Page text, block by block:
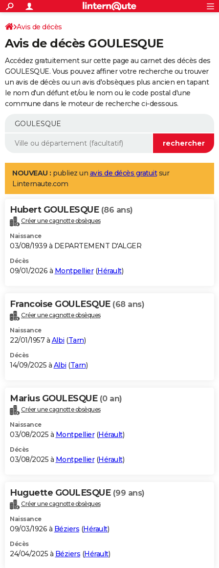
ACTUALITÉS
Politique
Société
Faits Divers
Education
Monde
Villes
+
SPORT
Coupe du monde 2026
Football
Tennis
Cyclisme
Rugby
Forum
Programme TV
TNT
Streaming
Cinéma
Sorties cinéma
Musique
+
FINANCE
Impôts
Immobilier
Risques naturels par ville
Banque
Assurance
Crédit
AUTO
Essais
Réserver un essai
Citadines
Berlines
SUV
Forum auto
+
Mobiles
Meilleur smartphone
Internet
Ordinateurs
Jeux vidéo
Guide high-tech
Aménagement intérieur
LIFESTYLE
Art de vivre
Bien-être
Loisirs
Mode
Modes de vie
Alimentation
Guide de la santé
Maladies
Médicaments
Sommeil
VOYAGE
Destinations
City break
Voyage nature
Voyage de noces
Forum
Climat
+PHOTO
GUIDES D'ACHAT
BONS PLANS
Carte de Noël
Carte Bonne année
Carte Saint-Valentin
Carte Pâques
Carte d'anniversaire
DICTIONNAIRE
Dictionnaire
Biographies
Citations
Expressions
Proverbes
PROGRAMME TV
S'inscrire
Se connecter
Lycées
Collèges
Primaires
Universités
Entreprises
Service militaire
Avis de recherche
AVIS DE DÉCÈS
Bricolage
Lifestyle
Culture
Sport
Auto
Television
Voyage
Cinema
Avis de décès
Avis de décès GOULESQUE
Accédez gratuitement sur cette page au carnet des décès des
GOULESQUE. Vous pouvez affiner votre recherche ou trouver
un avis de décès ou un avis d'obsèques plus ancien en tapant
le nom d'un défunt et/ou le nom ou le code postal d'une
commune dans le moteur de recherche ci-dessous.
NOUVEAU : publiez un avis de décès gratuitsur
Linternaute.com
Hubert GOULESQUE (86 ans)
Créer une cagnotte obsèques
Naissance
03/08/1939 à DEPARTEMENT D'ALGER
Décès
09/01/2026 à Montpellier(Hérault)
Francoise GOULESQUE (68 ans)
Créer une cagnotte obsèques
Naissance
22/01/1957 à Albi (Tarn)
Décès
14/09/2025 à Albi (Tarn)
Marius GOULESQUE (0 an)
Créer une cagnotte obsèques
Naissance
03/08/2025 à Montpellier(Hérault)
Décès
03/08/2025 à Montpellier(Hérault)
Huguette GOULESQUE (99 ans)
Créer une cagnotte obsèques
Naissance
09/03/1926 à Béziers (Hérault)
Décès
24/04/2025 à Béziers (Hérault)